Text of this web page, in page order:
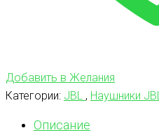
Добавить в Желания
Категории: JBL , Наушники JBL
Описание